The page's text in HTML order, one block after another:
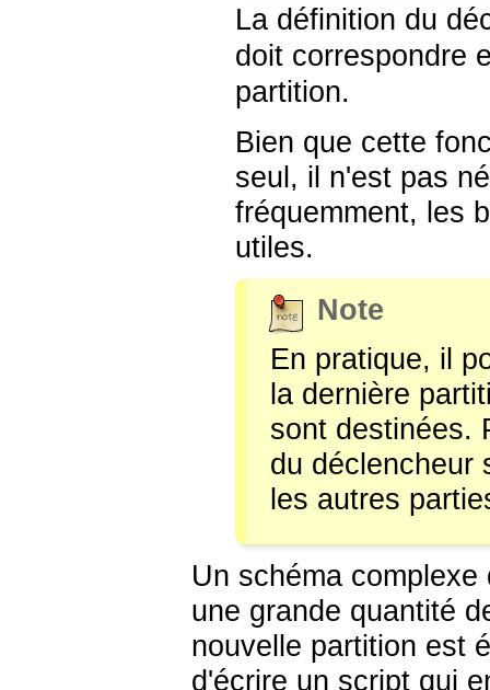
La définition du
doit correspondre
partition.
Bien que cette
seul, il n'est pas
fréquemment, les
utiles.
Note
En pratique, il
la dernière
sont destinées.
du déclencheur
les autres
Un schéma
une grande quantité
nouvelle partition est
d'écrire un script qui